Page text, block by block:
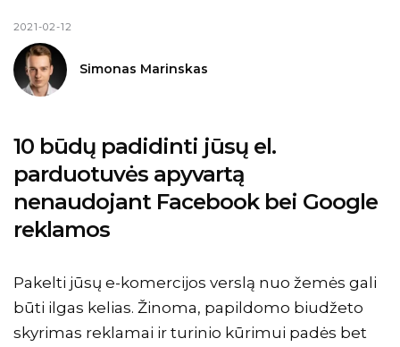
2021-02-12
Simonas Marinskas
10 būdų padidinti jūsų el.
parduotuvės apyvartą
nenaudojant Facebook bei Google
reklamos
Pakelti jūsų e-komercijos verslą nuo žemės gali
būti ilgas kelias. Žinoma, papildomo biudžeto
skyrimas reklamai ir turinio kūrimui padės bet